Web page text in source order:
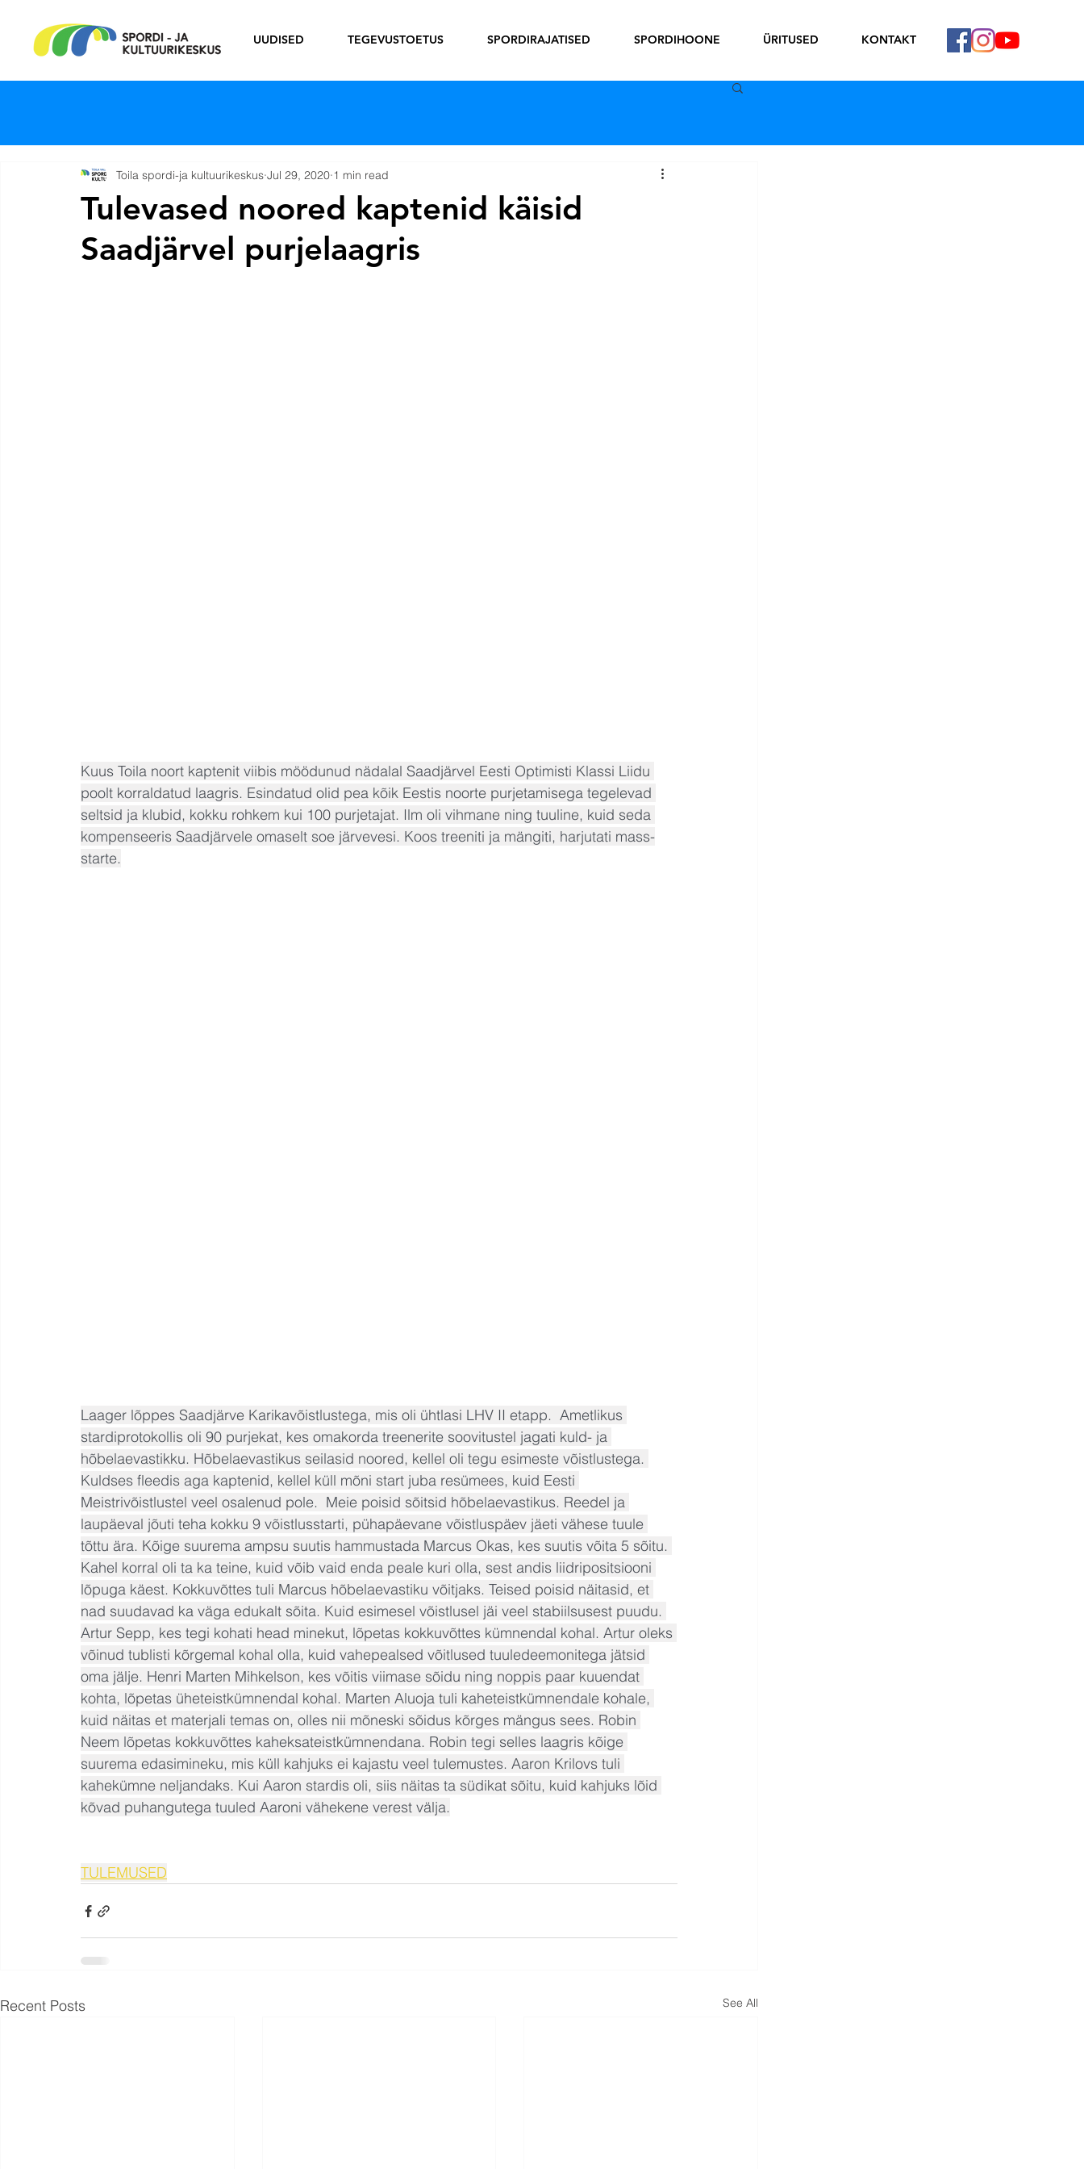
UUDISED TEGEVUSTOETUS SPORDIRAJATISED SPORDIHOONE ÜRITUSED KONTAKT
Tulevased noored kaptenid käisid
Saadjärvel purjelaagris
Toila spordi-ja kultuurikeskus Jul 29, 2020 1 min read
Kuus Toila noort kaptenit viibis möödunud nädalal Saadjärvel Eesti Optimisti Klassi Liidu
poolt korraldatud laagris. Esindatud olid pea kõik Eestis noorte purjetamisega tegelevad
seltsid ja klubid, kokku rohkem kui 100 purjetajat. Ilm oli vihmane ning tuuline, kuid seda
kompenseeris Saadjärvele omaselt soe järvevesi. Koos treeniti ja mängiti, harjutati mass-
starte.
Laager lõppes Saadjärve Karikavõistlustega, mis oli ühtlasi LHV II etapp.  Ametlikus
stardiprotokollis oli 90 purjekat, kes omakorda treenerite soovitustel jagati kuld- ja
hõbelaevastikku. Hõbelaevastikus seilasid noored, kellel oli tegu esimeste võistlustega.
Kuldses fleedis aga kaptenid, kellel küll mõni start juba resümees, kuid Eesti
Meistrivõistlustel veel osalenud pole.  Meie poisid sõitsid hõbelaevastikus. Reedel ja
laupäeval jõuti teha kokku 9 võistlusstarti, pühapäevane võistluspäev jäeti vähese tuule
tõttu ära. Kõige suurema ampsu suutis hammustada Marcus Okas, kes suutis võita 5 sõitu.
Kahel korral oli ta ka teine, kuid võib vaid enda peale kuri olla, sest andis liidripositsiooni
lõpuga käest. Kokkuvõttes tuli Marcus hõbelaevastiku võitjaks. Teised poisid näitasid, et
nad suudavad ka väga edukalt sõita. Kuid esimesel võistlusel jäi veel stabiilsusest puudu.
Artur Sepp, kes tegi kohati head minekut, lõpetas kokkuvõttes kümnendal kohal. Artur oleks
võinud tublisti kõrgemal kohal olla, kuid vahepealsed võitlused tuuledeemonitega jätsid
oma jälje. Henri Marten Mihkelson, kes võitis viimase sõidu ning noppis paar kuuendat
kohta, lõpetas üheteistkümnendal kohal. Marten Aluoja tuli kaheteistkümnendale kohale,
kuid näitas et materjali temas on, olles nii mõneski sõidus kõrges mängus sees. Robin
Neem lõpetas kokkuvõttes kaheksateistkümnendana. Robin tegi selles laagris kõige
suurema edasimineku, mis küll kahjuks ei kajastu veel tulemustes. Aaron Krilovs tuli
kahekümne neljandaks. Kui Aaron stardis oli, siis näitas ta südikat sõitu, kuid kahjuks lõid
kõvad puhangutega tuuled Aaroni vähekene verest välja.
TULEMUSED
Recent Posts See All